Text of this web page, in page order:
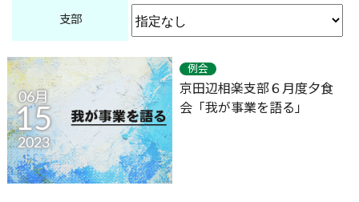
支部
06月
15
2023
例会
京田辺相楽支部６月度夕食
会「我が事業を語る」